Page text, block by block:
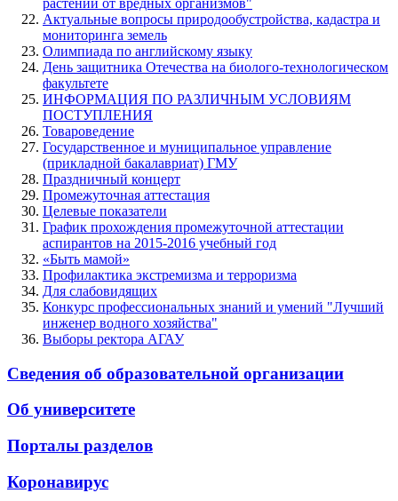
Актуальные вопросы природообустройства, кадастра и
мониторинга земель
Олимпиада по английскому языку
День защитника Отечества на биолого-технологическом
факультете
ИНФОРМАЦИЯ ПО РАЗЛИЧНЫМ УСЛОВИЯМ
ПОСТУПЛЕНИЯ
Товароведение
Государственное и муниципальное управление
(прикладной бакалавриат) ГМУ
Праздничный концерт
Промежуточная аттестация
Целевые показатели
График прохождения промежуточной аттестации
аспирантов на 2015-2016 учебный год
«Быть мамой»
Профилактика экстремизма и терроризма
Для слабовидящих
Конкурс профессиональных знаний и умений "Лучший
инженер водного хозяйства"
Выборы ректора АГАУ
Сведения об образовательной организации
Об университете
Порталы разделов
Коронавирус